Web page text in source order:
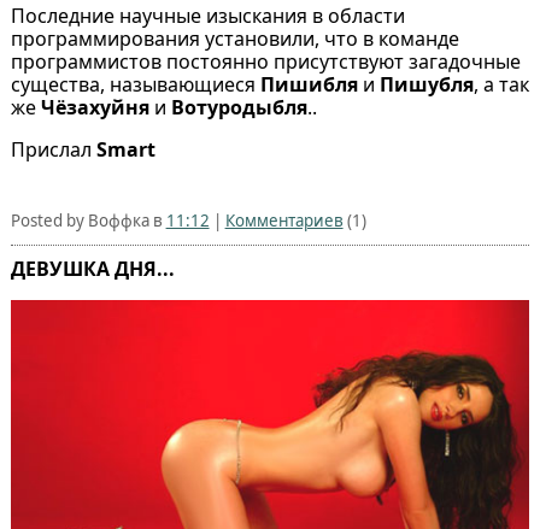
Последние научные изыскания в области
программирования установили, что в команде
программистов постоянно присутствуют загадочные
существа, называющиеся Пишибляи Пишубля, а так
жеЧёзахуйняи Вотуродыбля..
Прислал Smart
Posted by Воффка в 11:12 | Комментариев (1)
ДЕВУШКА ДНЯ...